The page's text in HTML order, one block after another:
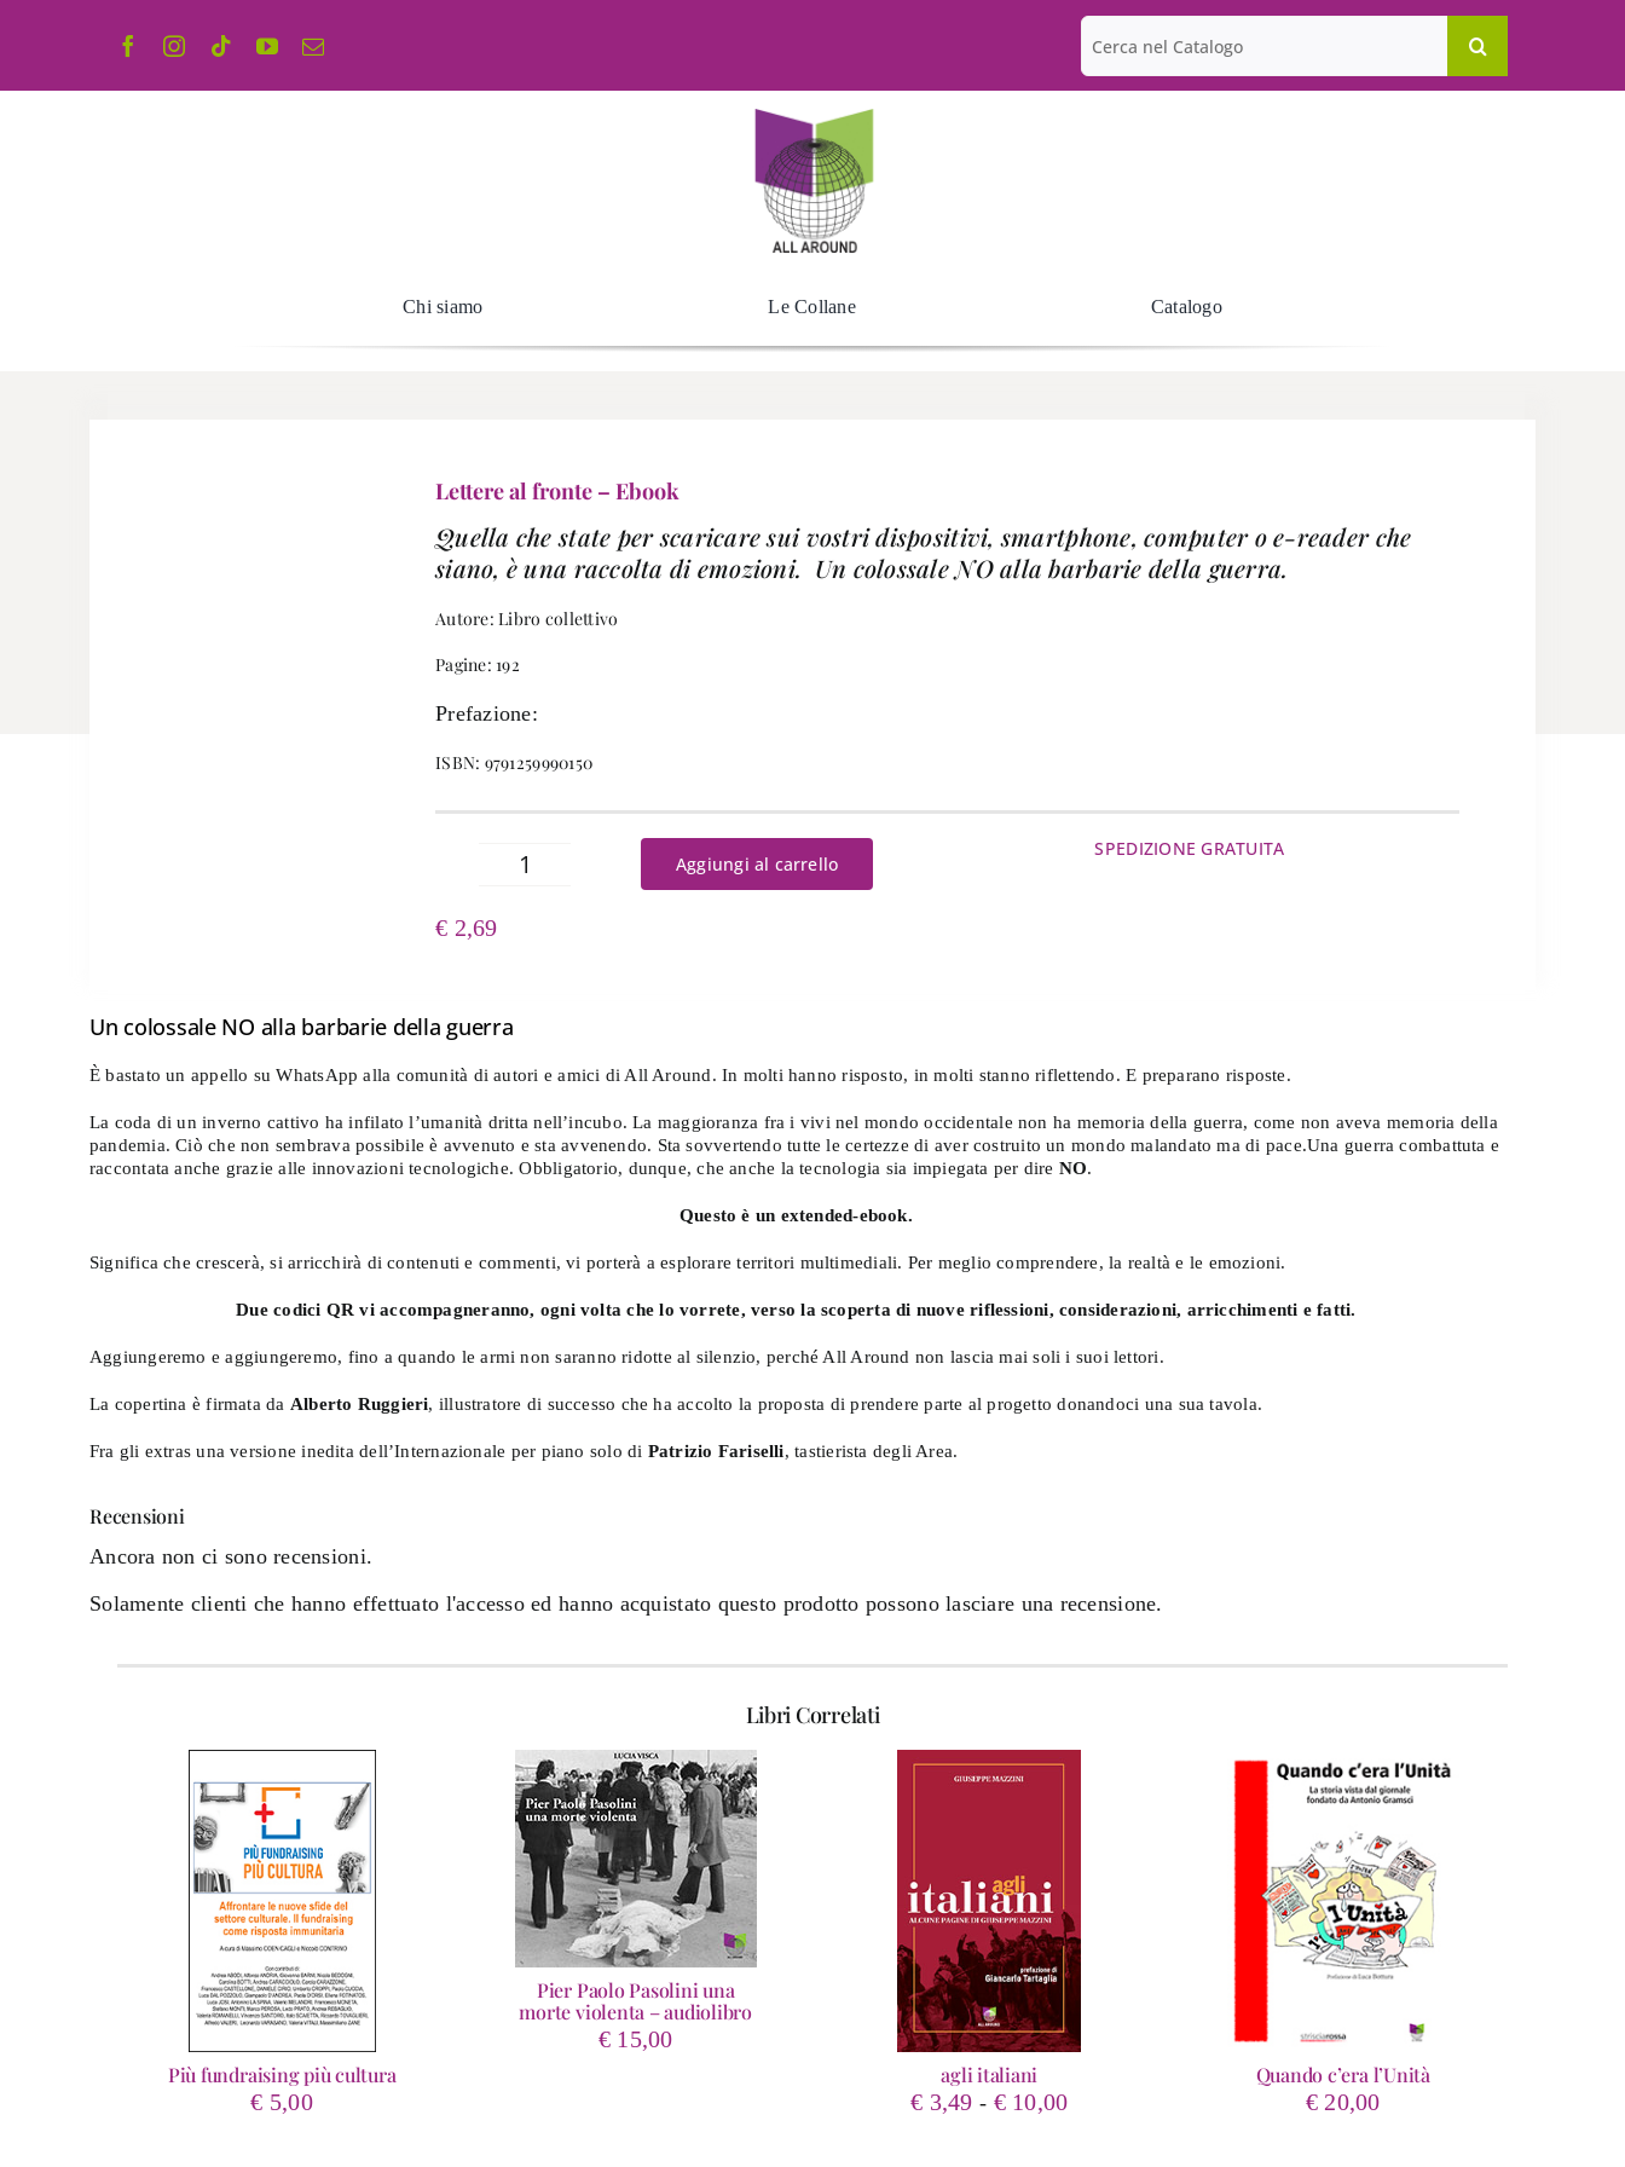
Cerca
per:
Chi siamo Le Collane Catalogo
Lettere al fronte – Ebook
Quella che state per scaricare sui vostri dispositivi, smartphone, computer o e-reader che
siano, è una raccolta di emozioni. Un colossale NO alla barbarie della guerra.
Autore: Libro collettivo
Pagine: 192
Prefazione:
ISBN: 9791259990150
Lettere
Aggiungi al carrello
€ 2,69
SPEDIZIONE GRATUITA
Un colossale NO alla barbarie della guerra
È bastato un appello su WhatsApp alla comunità di autori e amici di All Around. In molti hanno risposto, in molti stanno riflettendo. E preparano risposte.
La coda di un inverno cattivo ha infilato l’umanità dritta nell’incubo. La maggioranza fra i vivi nel mondo occidentale non ha memoria della guerra, come non aveva memoria della
pandemia. Ciò che non sembrava possibile è avvenuto e sta avvenendo. Sta sovvertendo tutte le certezze di aver costruito un mondo malandato ma di pace.Una guerra combattuta e
raccontata anche grazie alle innovazioni tecnologiche. Obbligatorio, dunque, che anche la tecnologia sia impiegata per dire NO.
Questo è un extended-ebook.
Significa che crescerà, si arricchirà di contenuti e commenti, vi porterà a esplorare territori multimediali. Per meglio comprendere, la realtà e le emozioni.
Due codici QR vi accompagneranno, ogni volta che lo vorrete, verso la scoperta di nuove riflessioni, considerazioni, arricchimenti e fatti.
Aggiungeremo e aggiungeremo, fino a quando le armi non saranno ridotte al silenzio, perché All Around non lascia mai soli i suoi lettori.
La copertina è firmata da Alberto Ruggieri, illustratore di successo che ha accolto la proposta di prendere parte al progetto donandoci una sua tavola.
Fra gli extras una versione inedita dell’Internazionale per piano solo di Patrizio Fariselli, tastierista degli Area.
Recensioni
Ancora non ci sono recensioni.
Solamente clienti che hanno effettuato l'accesso ed hanno acquistato questo prodotto possono lasciare una recensione.
Libri Correlati
Più fundraising più cultura
€ 5,00
Pier Paolo Pasolini una
morte violenta – audiolibro
€ 15,00
agli italiani
€ 3,49 - €10,00Fascia
Quando c’era l’Unità
€ 20,00